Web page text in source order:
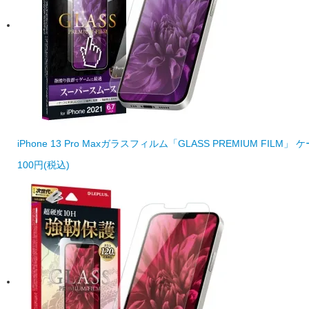
iPhone 13 Pro Maxガラスフィルム「GLASS PREMIUM FILM」
100円(税込)